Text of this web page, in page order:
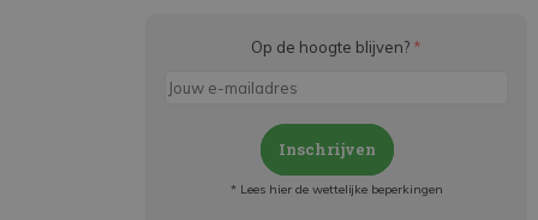
Op de hoogte blijven? *
Inschrijven
* Lees hier de wettelijke beperkingen